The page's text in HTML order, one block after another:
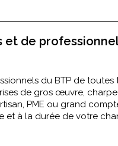
et de
du BTP de toutes
de gros œuvre,
PME ou grand
et à la durée de votre